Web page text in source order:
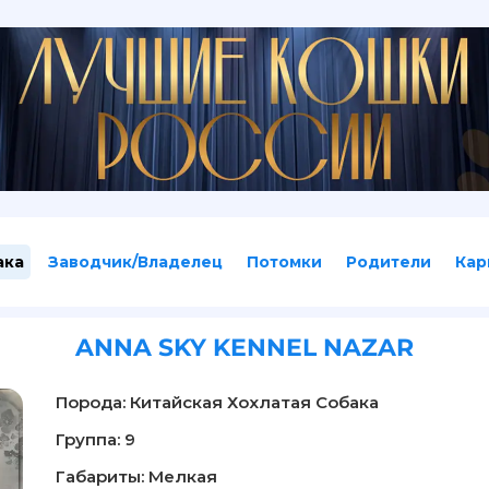
Заводчик/Владелец Потомки Родители
ANNA SKY KENNEL NAZAR
Порода: Китайская Хохлатая Собака
Группа: 9
Габариты: Мелкая